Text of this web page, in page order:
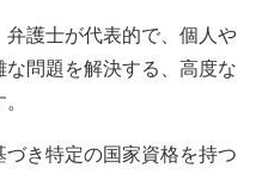
護士が代表的で、個人や
問題を解決する、高度な
き特定の国家資格を持つ